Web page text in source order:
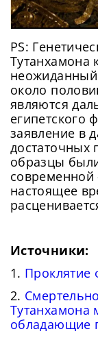
PS:
Тутанхамона
неожиданный
около
являются
египетского
заявление в
достаточных
образцы
настоящее
Источники:
1. Проклятие
2.
Тутанхамона
обладающие